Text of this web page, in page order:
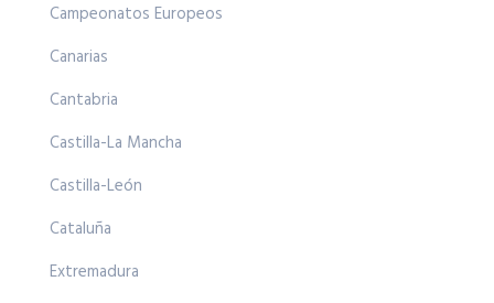
Campeonatos Europeos
Canarias
Cantabria
Castilla-La Mancha
Castilla-León
Cataluña
Extremadura